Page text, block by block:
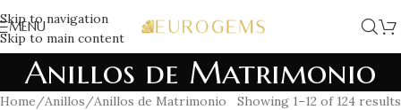
Skip to navigation
Skip to main content
MENU
Anillos de Matrimonio
Home Anillos Anillos de Matrimonio Showing 1–12 of 124 results